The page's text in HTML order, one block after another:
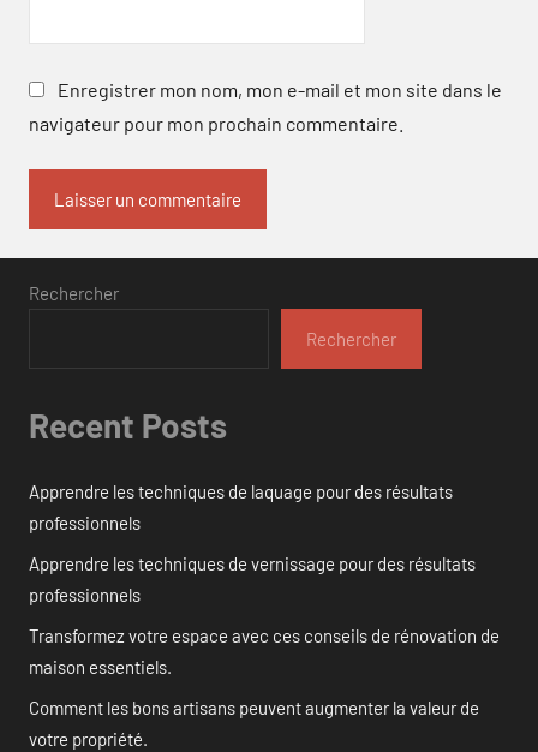
Enregistrer mon nom, mon e-mail et mon site dans le
navigateur pour mon prochain commentaire.
Rechercher
Rechercher
Recent Posts
Apprendre les techniques de laquage pour des résultats
professionnels
Apprendre les techniques de vernissage pour des résultats
professionnels
Transformez votre espace avec ces conseils de rénovation de
maison essentiels.
Comment les bons artisans peuvent augmenter la valeur de
votre propriété.